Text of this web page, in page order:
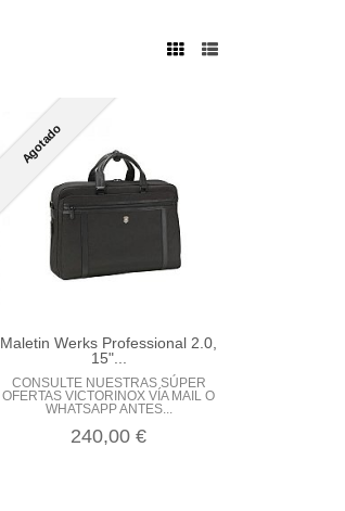
Agotado
Maletin Werks Professional 2.0,
15"...
CONSULTE NUESTRAS SÚPER
OFERTAS VICTORINOX VÍA MAIL O
WHATSAPP ANTES...
240,00 €